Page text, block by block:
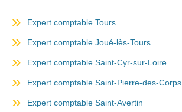
Expert comptable Tours
Expert comptable Joué-lès-Tours
Expert comptable Saint-Cyr-sur-Loire
Expert comptable Saint-Pierre-des-Corps
Expert comptable Saint-Avertin